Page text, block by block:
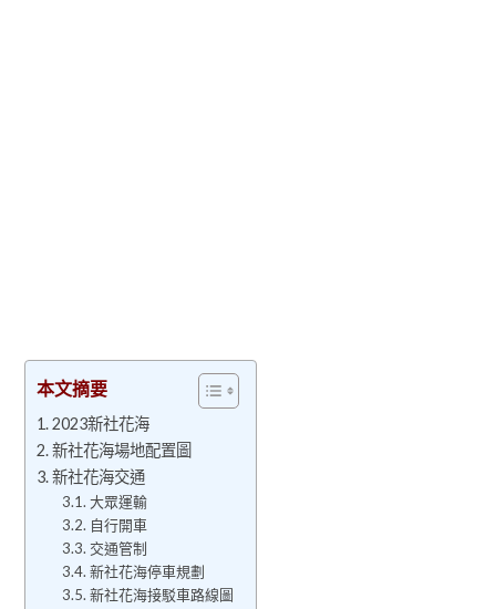
本文摘要
2023新社花海
新社花海場地配置圖
新社花海交通
大眾運輸
自行開車
交通管制
新社花海停車規劃
新社花海接駁車路線圖